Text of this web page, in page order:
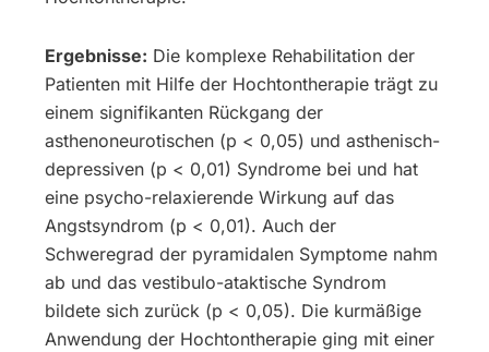
Ergebnisse: Die komplexe Rehabilitation der
Patienten mit Hilfe der Hochtontherapie trägt zu
einem signifikanten Rückgang der
asthenoneurotischen (p < 0,05) und asthenisch-
depressiven (p < 0,01) Syndrome bei und hat
eine psycho-relaxierende Wirkung auf das
Angstsyndrom (p < 0,01). Auch der
Schweregrad der pyramidalen Symptome nahm
ab und das vestibulo-ataktische Syndrom
bildete sich zurück (p < 0,05). Die kurmäßige
Anwendung der Hochtontherapie ging mit einer